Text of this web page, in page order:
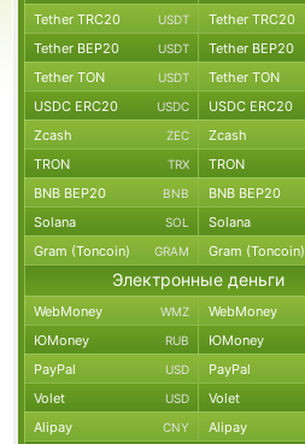
Tether TRC20 USDT Tether TRC20
Tether BEP20 USDT Tether BEP20
Tether TON USDT Tether TON
USDC ERC20 USDC USDC ERC20
Zcash ZEC Zcash
TRON TRX TRON
BNB BEP20 BNB BNB BEP20
Solana SOL Solana
Gram (Toncoin) GRAM Gram (Toncoin)
Электронные деньги
WebMoney WMZ WebMoney
ЮMoney RUB ЮMoney
PayPal USD PayPal
Volet USD Volet
Alipay CNY Alipay